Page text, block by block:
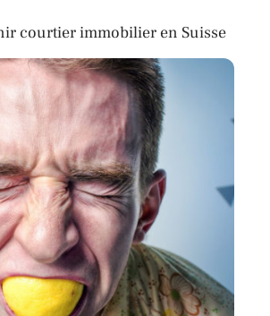
courtier immobilier en Suisse